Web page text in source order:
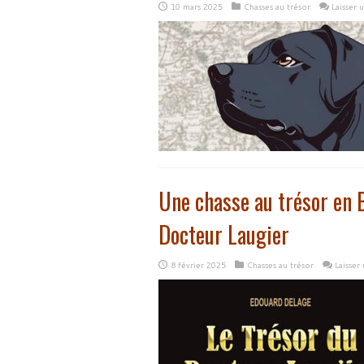
10 mars 2025 Chasses au trésor Laisser
Une chasse au trésor en
Docteur Laugier
8 février 2025 Chasses au trésor